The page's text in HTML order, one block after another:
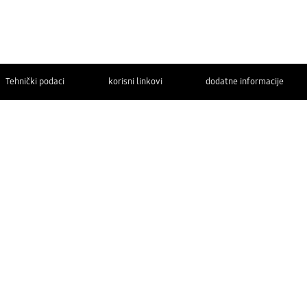
Tehnički podaci korisni linkovi dodatne informacije